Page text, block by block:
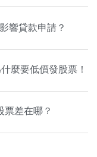
響貸款申請？
麼要低價發股票！
票差在哪？